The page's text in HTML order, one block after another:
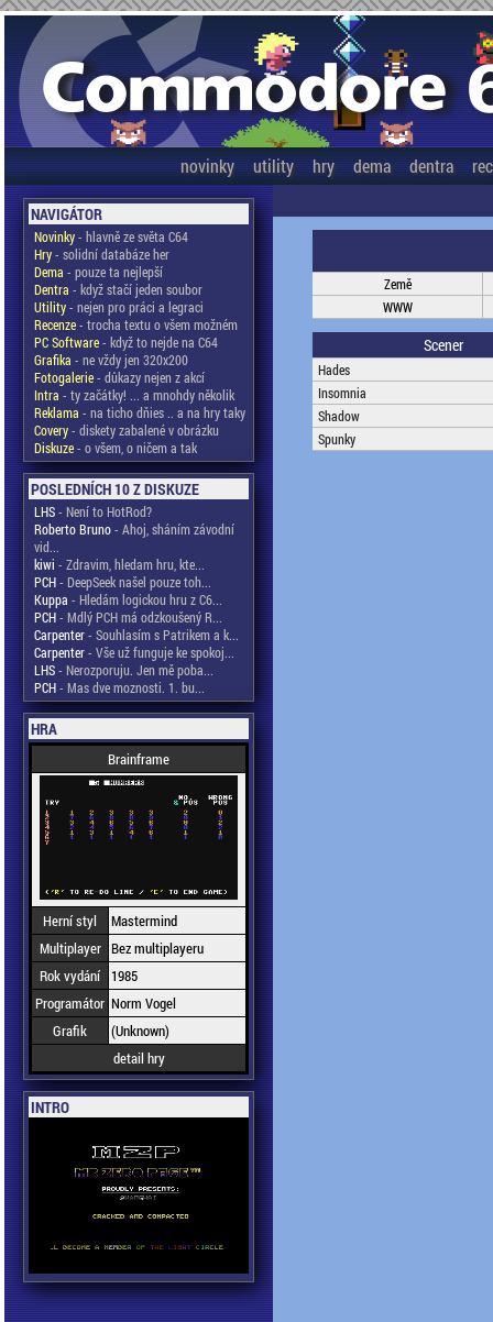
novinky utility hry dema dentra
NAVIGÁTOR
Novinky- hlavně ze světa C64
Hry- solidní databáze her
Dema - pouze ta nejlepší
Dentra - když stačí jeden soubor
Utility- nejen pro práci a legraci
Recenze- trocha textu o všem možném
PC Software- když to nejde na C64
Grafika - ne vždy jen 320x200
Fotogalerie- důkazy nejen z akcí
Intra - ty začátky! ... a mnohdy několik
Reklama - na ticho dňies .. a na hry taky
Covery- diskety zabalené v obrázku
Diskuze- o všem, o ničem a tak
POSLEDNÍCH 10 Z DISKUZE
LHS- Není to HotRod?
Roberto Bruno- Ahoj, sháním závodní
vid...
kiwi - Zdravim, hledam hru, kte...
PCH- DeepSeek našel pouze toh...
Kuppa - Hledám logickou hru z C6...
PCH- Mdlý PCH má odzkoušený R...
Carpenter- Souhlasím s Patrikem a k...
Carpenter- Vše už funguje ke spokoj...
LHS- Nerozporuju. Jen mě poba...
PCH- Mas dve moznosti. 1. bu...
HRA
Brainframe
Herní styl
Mastermind
Multiplayer Bez multiplayeru
Rok vydání
1985
Programátor Norm Vogel
Grafik
(Unknown)
detail hry
INTRO
Země
WWW
Scener
Hades
Insomnia
Shadow
Spunky